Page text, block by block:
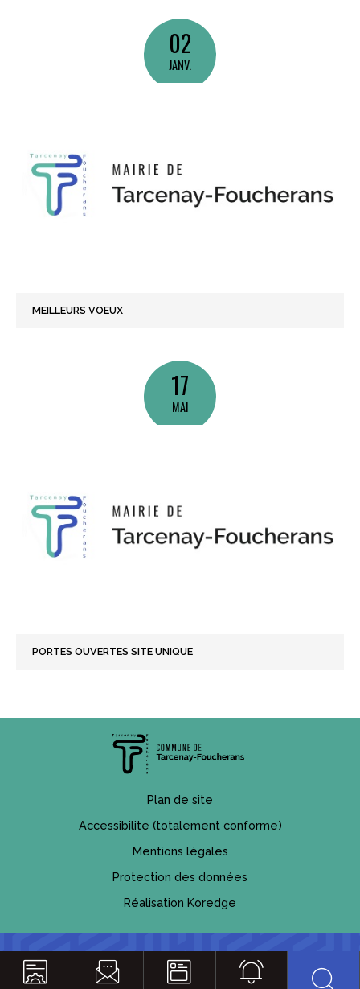
02
JANV.
MEILLEURS VOEUX
17
MAI
PORTES OUVERTES SITE UNIQUE
Plan de site
Accessibilite (totalement conforme)
Mentions légales
Protection des données
Réalisation Koredge